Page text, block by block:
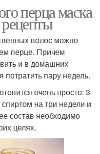
перца маска
волос можно
перце. Причем
и в домашних
потратить пару недель.
очень просто: 3-
спиртом на три недели и
состав необходимо
целях.